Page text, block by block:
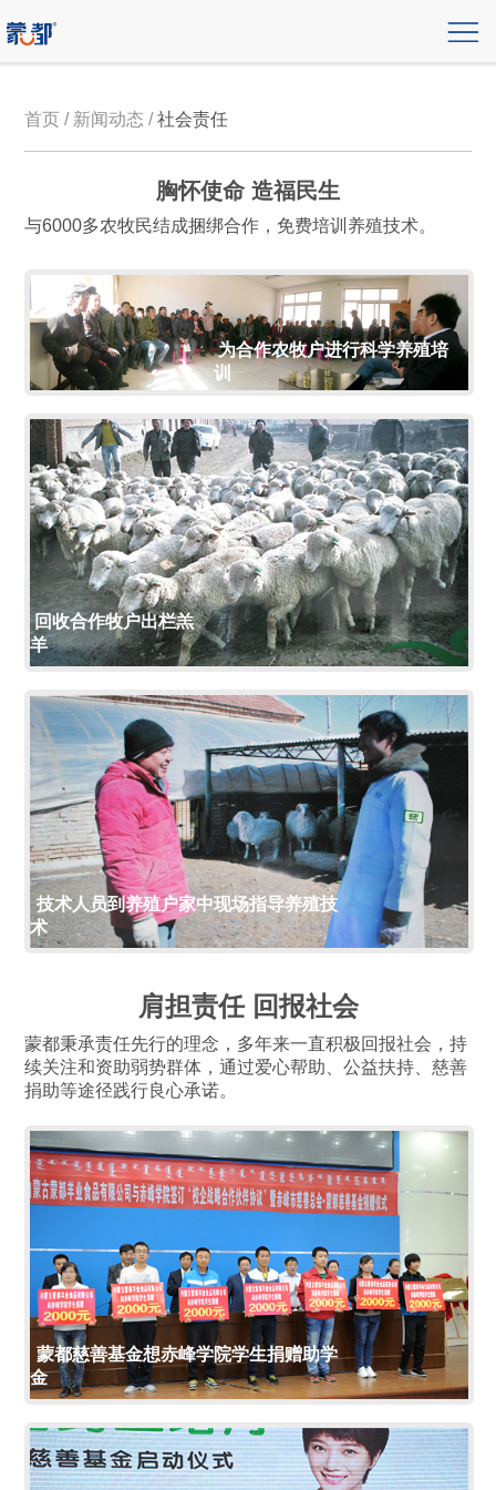
首页 / 新闻动态 /社会责任
胸怀使命 造福民生
与6000多农牧民结成捆绑合作，免费培训养殖技术。
为合作农牧户进行科学养殖培
训
回收合作牧户出栏羔
羊
技术人员到养殖户家中现场指导养殖技
术
肩担责任 回报社会
蒙都秉承责任先行的理念，多年来一直积极回报社会，持
续关注和资助弱势群体，通过爱心帮助、公益扶持、慈善
捐助等途径践行良心承诺。
蒙都慈善基金想赤峰学院学生捐赠助学
金